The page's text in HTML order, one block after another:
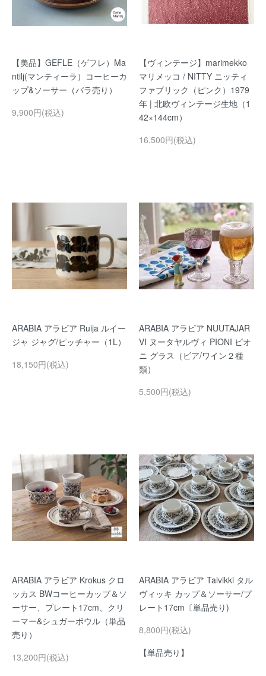
【美品】GEFLE（ゲフレ）Ma
ntilj(マンティーラ）コーヒーカ
ップ&ソーサー（バラ売り）
9,900円(税込)
【ヴィンテージ】marimekko
マリメッコ / NITTY ニッティ
ファブリック（ピンク）1979
年 | 北欧ヴィンテージ生地（1
42×144cm）
16,500円(税込)
ARABIA アラビア Ruija ルイー
ジャ ジャグ/ピッチャー（1L）
18,150円(税込)
ARABIA アラビア NUUTAJAR
VI ヌータヤルヴィ PIONI ピオ
ニ グラス（ビア/ワイン２種
類）
5,500円(税込)
ARABIA アラビア Krokus クロ
ッカス BWコーヒーカップ＆ソ
ーサー、プレート17cm、クリ
ーマー&シュガーボウル（単品
売り）
13,200円(税込)
ARABIA アラビア Talvikki タル
ヴィッキ カップ＆ソーサー/プ
レート17cm〔単品売り)
8,800円(税込)
【単品売り】